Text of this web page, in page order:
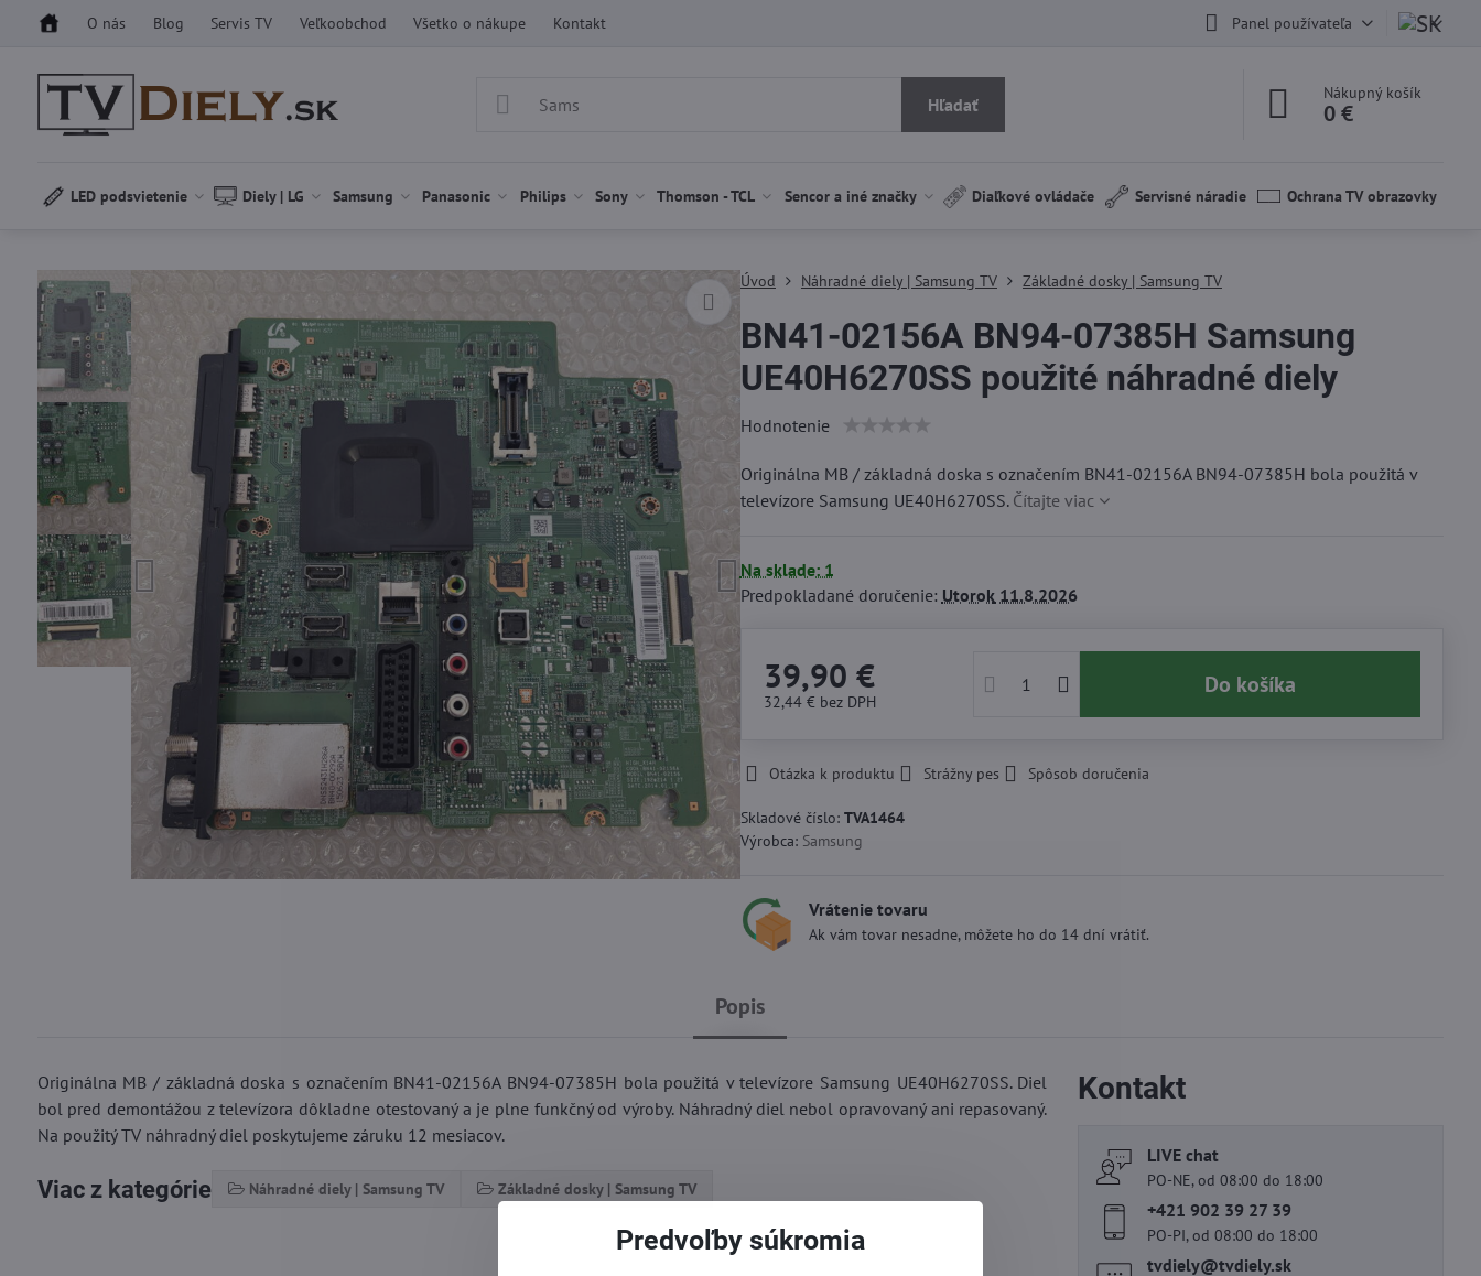
O nás Blog Servis TV Veľkoobchod Všetko o nákupe Kontakt Panel používateľa
Hľadať
Nákupný košík
0 €
LED podsvietenie Diely | LG Samsung Panasonic Philips Sony Thomson - TCL Sencor a iné značky Diaľkové ovládače Servisné náradie Ochrana TV obrazovky
Úvod Náhradné diely | Samsung TV Základné dosky | Samsung TV
BN41-02156A BN94-07385H Samsung
UE40H6270SS použité náhradné diely
Hodnotenie
Originálna MB / základná doska s označením BN41-02156A BN94-07385H bola použitá v
televízore Samsung UE40H6270SS. Čítajte viac
Na sklade: 1
Predpokladané doručenie: Utorok11.8.2026
39,90 €
32,44 € bez DPH
Do košíka
Otázka k produktu Strážny pes Spôsob doručenia
Skladové číslo: TVA1464
Výrobca: Samsung
Vrátenie tovaru
Ak vám tovar nesadne, môžete ho do 14 dní vrátiť.
Popis
Originálna MB / základná doska s označením BN41-02156A BN94-07385H bola použitá v televízore Samsung UE40H6270SS. Diel
bol pred demontážou z televízora dôkladne otestovaný a je plne funkčný od výroby. Náhradný diel nebol opravovaný ani repasovaný.
Na použitý TV náhradný diel poskytujeme záruku 12 mesiacov.
Viac z kategórie Náhradné diely | Samsung TV Základné dosky | Samsung TV
Kontakt
LIVE chat
PO-NE, od 08:00 do 18:00
+421 902 39 27 39
PO-PI, od 08:00 do 18:00
tvdiely​@tvdiely​.sk
Predvoľby súkromia